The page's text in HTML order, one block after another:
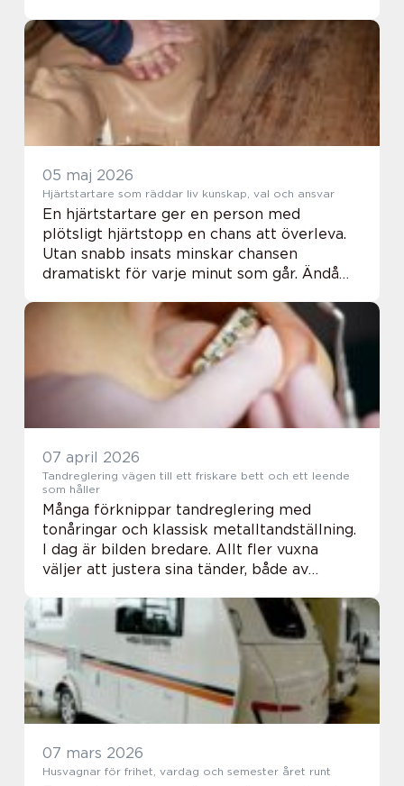
Arbetet behöver utföras av certifierade
svetsa...
05 maj 2026
Hjärtstartare som räddar liv kunskap, val och ansvar
En hjärtstartare ger en person med
plötsligt hjärtstopp en chans att överleva.
Utan snabb insats minskar chansen
dramatiskt för varje minut som går. Ändå
07 april 2026
Tandreglering vägen till ett friskare bett och ett leende
som håller
Många förknippar tandreglering med
tonåringar och klassisk metalltandställning.
I dag är bilden bredare. Allt fler vuxna
väljer att justera sina tänder, både av
Utvecklingen inom modern tandvård har
dessutom gjort beh...
07 mars 2026
Husvagnar för frihet, vardag och semester året runt